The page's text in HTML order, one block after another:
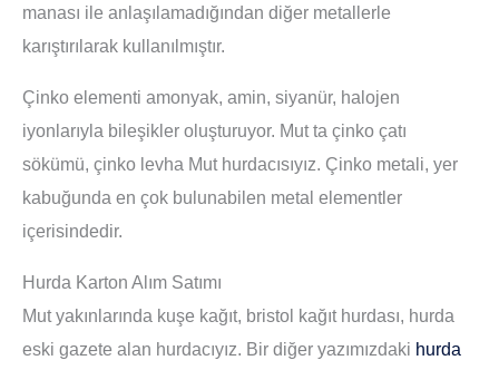
manası ile anlaşılamadığından diğer metallerle
karıştırılarak kullanılmıştır.
Çinko elementi amonyak, amin, siyanür, halojen
iyonlarıyla bileşikler oluşturuyor. Mut ta çinko çatı
sökümü, çinko levha Mut hurdacısıyız. Çinko metali, yer
kabuğunda en çok bulunabilen metal elementler
içerisindedir.
Hurda Karton Alım Satımı
Mut yakınlarında kuşe kağıt, bristol kağıt hurdası, hurda
eski gazete alan hurdacıyız. Bir diğer yazımızdaki hurda